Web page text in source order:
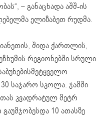
– განაცხადა აშშ-ის
ელიზაბეთ რუდმა.
შიდა ქართლის,
რეგიონებში სრული
საჯარო სკოლა. ჯამში
კვადრატულ მეტრ
10 ათასზე